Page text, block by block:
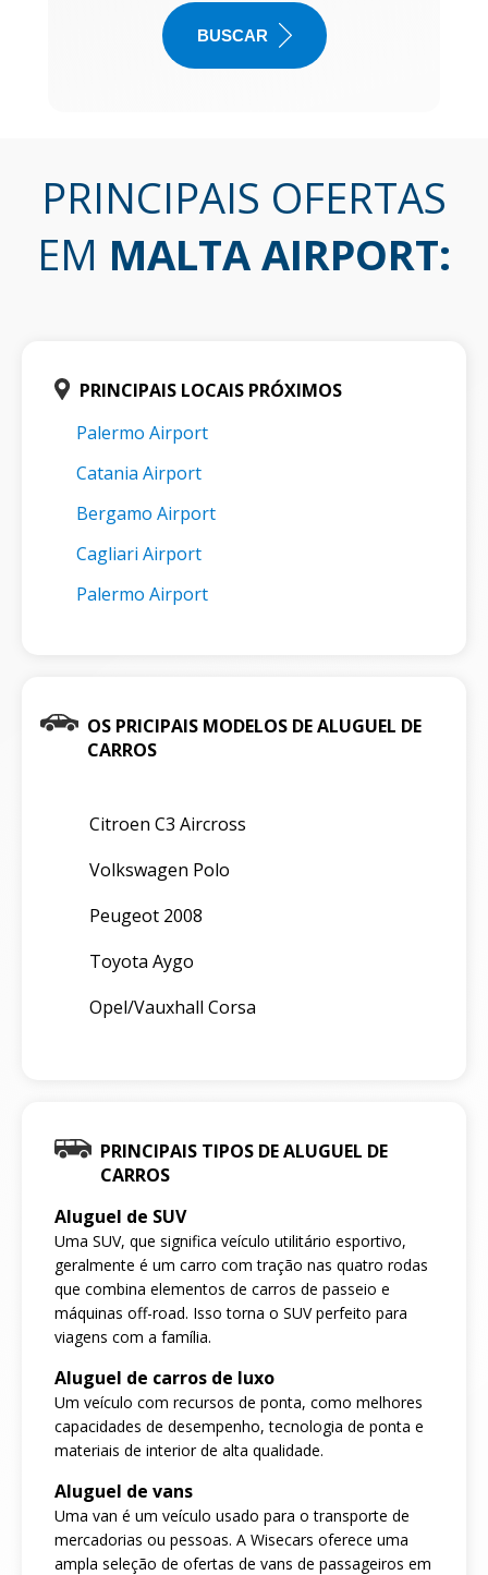
BUSCAR
PRINCIPAIS OFERTAS
EM MALTA AIRPORT:
PRINCIPAIS LOCAIS PRÓXIMOS
Palermo Airport
Catania Airport
Bergamo Airport
Cagliari Airport
Palermo Airport
OS PRICIPAIS MODELOS DE ALUGUEL DE
CARROS
Citroen C3 Aircross
Volkswagen Polo
Peugeot 2008
Toyota Aygo
Opel/Vauxhall Corsa
PRINCIPAIS TIPOS DE ALUGUEL DE
CARROS
Aluguel de SUV
Uma SUV, que significa veículo utilitário esportivo,
geralmente é um carro com tração nas quatro rodas
que combina elementos de carros de passeio e
máquinas off-road. Isso torna o SUV perfeito para
viagens com a família.
Aluguel de carros de luxo
Um veículo com recursos de ponta, como melhores
capacidades de desempenho, tecnologia de ponta e
materiais de interior de alta qualidade.
Aluguel de vans
Uma van é um veículo usado para o transporte de
mercadorias ou pessoas. A Wisecars oferece uma
ampla seleção de ofertas de vans de passageiros em